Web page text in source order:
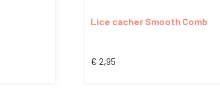
Lice cacher Smooth Comb
€ 2,95